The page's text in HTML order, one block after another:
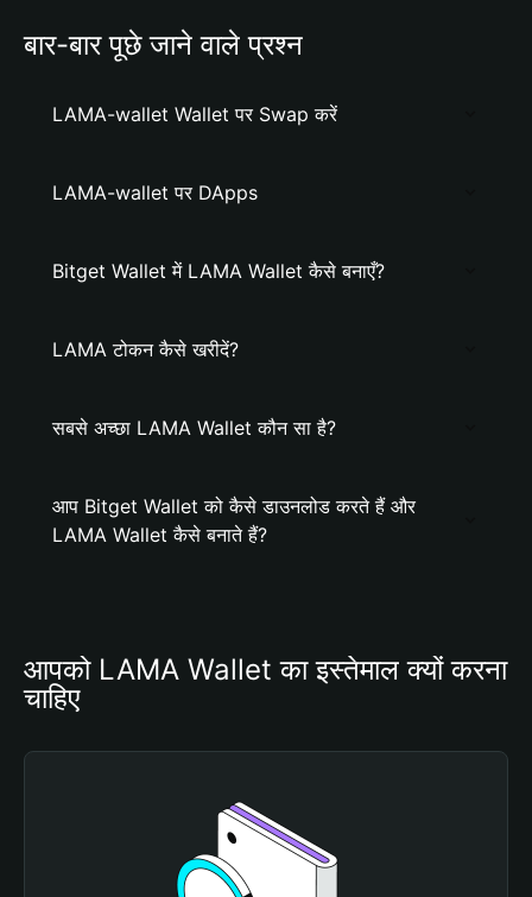
बार-बार पूछे जाने वाले प्रश्न
LAMA-wallet Wallet पर Swap करें
LAMA-wallet पर DApps
Bitget Wallet में LAMA Wallet कैसे बनाएँ?
LAMA टोकन कैसे खरीदें?
सबसे अच्छा LAMA Wallet कौन सा है?
आप Bitget Wallet को कैसे डाउनलोड करते हैं और
LAMA Wallet कैसे बनाते हैं?
आपको LAMA Wallet का इस्तेमाल क्यों करना
चाहिए